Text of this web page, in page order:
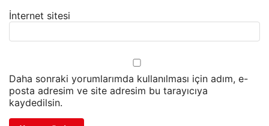
İnternet sitesi
Daha sonraki yorumlarımda kullanılması için adım, e-
posta adresim ve site adresim bu tarayıcıya
kaydedilsin.